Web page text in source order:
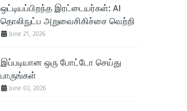
ஒட்டியப்பிறந்த இரட்டையர்கள்: AI
தொலிநுட்ப அறுவைசிகிச்சை வெற்றி
June 21, 2026
இப்படியான ஒரு போட்டோ செய்து
பாருங்கள்
June 03, 2026